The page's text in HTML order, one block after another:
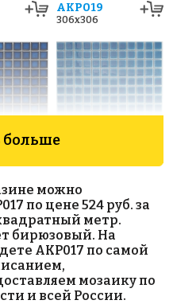
AKP019
306x306
м²
5800 руб./м²
AKP008
300x300
больше
можно
по цене 524 руб. за
метр.
бирюзовый. На
AKP017 по самой
мозаику по
и всей России.